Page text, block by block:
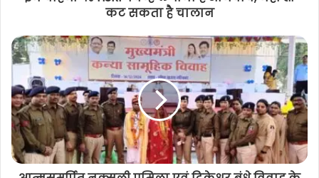
कट सकता है चालान